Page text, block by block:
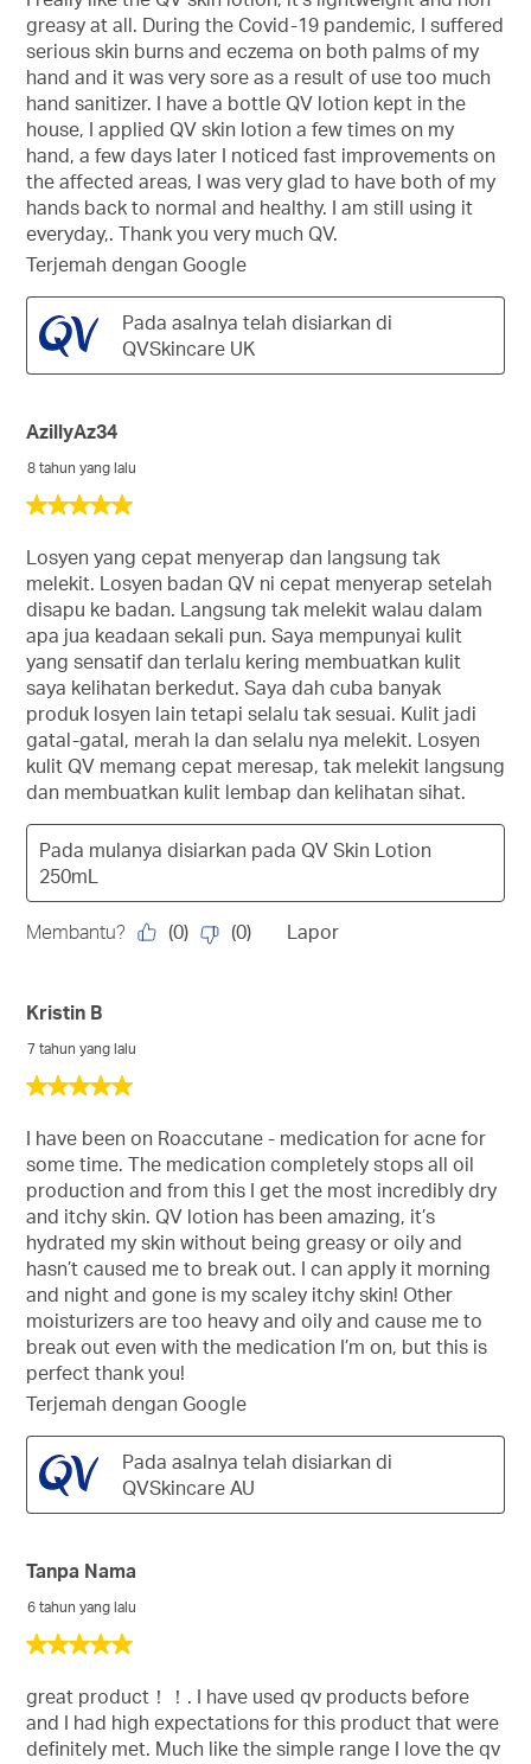
bintang.
greasy at all. During the Covid-19 pandemic, I suffered
serious skin burns and eczema on both palms of my
hand and it was very sore as a result of use too much
hand sanitizer. I have a bottle QV lotion kept in the
house, I applied QV skin lotion a few times on my
hand, a few days later I noticed fast improvements on
the affected areas, I was very glad to have both of my
hands back to normal and healthy. I am still using it
everyday,. Thank you very much QV.
Terjemah dengan Google
Pada asalnya telah disiarkan di
QVSkincare UK
5
5
bintang.
AzillyAz34
8 tahun yang lalu
Losyen yang cepat menyerap dan langsung tak
melekit. Losyen badan QV ni cepat menyerap setelah
disapu ke badan. Langsung tak melekit walau dalam
apa jua keadaan sekali pun. Saya mempunyai kulit
yang sensatif dan terlalu kering membuatkan kulit
saya kelihatan berkedut. Saya dah cuba banyak
produk losyen lain tetapi selalu tak sesuai. Kulit jadi
gatal-gatal, merah la dan selalu nya melekit. Losyen
kulit QV memang cepat meresap, tak melekit langsung
dan membuatkan kulit lembap dan kelihatan sihat.
Pada mulanya disiarkan pada QV Skin Lotion
250mL
Membantu? (0) (0) Lapor
5
5
bintang.
Kristin B
7 tahun yang lalu
I have been on Roaccutane - medication for acne for
some time. The medication completely stops all oil
production and from this I get the most incredibly dry
and itchy skin. QV lotion has been amazing, it’s
hydrated my skin without being greasy or oily and
hasn’t caused me to break out. I can apply it morning
and night and gone is my scaley itchy skin! Other
moisturizers are too heavy and oily and cause me to
break out even with the medication I’m on, but this is
perfect thank you!
Terjemah dengan Google
Pada asalnya telah disiarkan di
QVSkincare AU
5
5
bintang.
Tanpa Nama
6 tahun yang lalu
great product！！. I have used qv products before
and I had high expectations for this product that were
definitely met. Much like the simple range I love the qv